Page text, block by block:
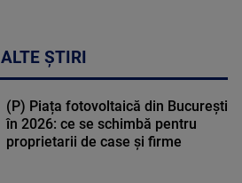
ALTE ȘTIRI
(P) Piața fotovoltaică din București
în 2026: ce se schimbă pentru
proprietarii de case și firme